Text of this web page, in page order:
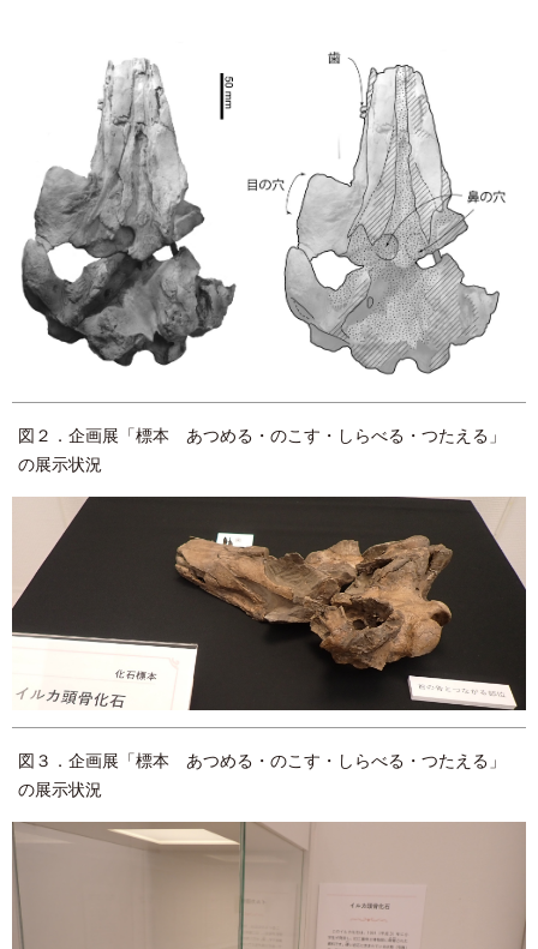
図２．企画展「標本 あつめる・のこす・しらべる・つたえる」
の展示状況
図３．企画展「標本 あつめる・のこす・しらべる・つたえる」
の展示状況